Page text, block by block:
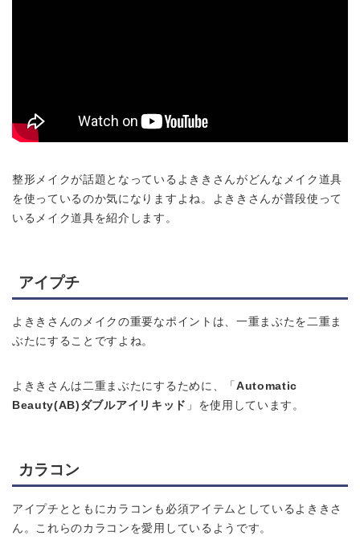
整形メイクが話題となっているよききさんがどんなメイク道具
を使っているのか気になりますよね。よききさんが普段使って
いるメイク道具を紹介します。
アイプチ
よききさんのメイクの重要なポイントは、一重まぶたを二重ま
ぶたにすることですよね。
よききさんは二重まぶたにするために、「 Automatic
Beauty(AB)ダブルアイリキッド 」を使用しています。
カラコン
アイプチとともにカラコンも必須アイテムとしているよききさ
ん。これらのカラコンを愛用しているようです。